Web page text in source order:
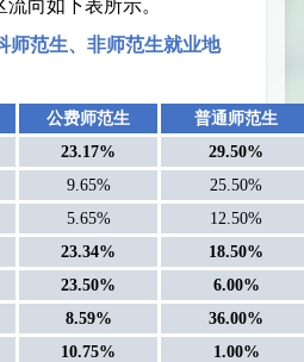
向如下表所示。
师范生、非师范生就业地
公费师范生
普通师范生
23.17%
29.50%
9.65%
25.50%
5.65%
12.50%
23.34%
18.50%
23.50%
6.00%
8.59%
36.00%
10.75% 1.00%